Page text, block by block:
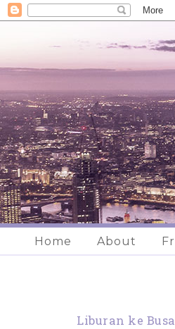
Home About
Liburan ke